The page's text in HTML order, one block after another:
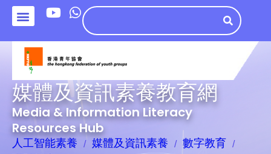
媒體及資訊素養教育網
Media & Information Literacy
Resources Hub
人工智能素養 媒體及資訊素養
數字教育